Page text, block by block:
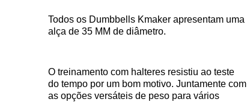
Todos os Dumbbells Kmaker apresentam uma
alça de 35 MM de diâmetro.
O treinamento com halteres resistiu ao teste
do tempo por um bom motivo. Juntamente com
as opções versáteis de peso para vários